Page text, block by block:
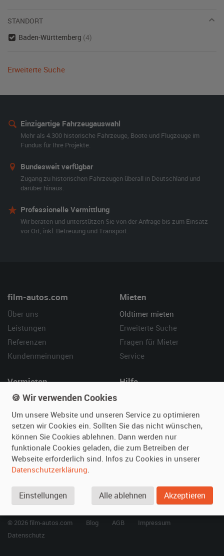
STANDORT
Baden-Württemberg (4)
Erweiterte Suche
Einzigartige Fahrzeugauswahl
Mehr als 4.300 historische Fahrzeuge, Boote und Flugzeuge im
Fundus für Ihre Projekte.
Bundesweit verfügbar
Zugang zu historischen Fahrzeugen überall in Deutschland und
darüber hinaus.
Professionelle Vermittlung
Wir beraten und unterstützen Sie von der Anfrage bis zum Einsatz
vor Ort, inkl. Betreuung und Transport.
film-autos.com
Über uns
Leistungen
Referenzen
Kundenmeinungen
Mieten
Oldtimer mieten
Erweiterte Suche
Fragen für Mieter
Service
Vermieten
Oldtimer anmelden
Fotos senden
Fragen für Vermieter
Inserat verwalten
Hilfe
So funktioniert's
Kontakt
SPECIAL
Berühmte Filmautos –
unsere Top 10 ...
© 2026 film-autos.com Blog AGB
Impressum
Datenschutz
🍪 Wir verwenden Cookies
Um unsere Website und unseren Service zu optimieren
setzen wir Cookies ein. Sollten Sie das nicht wünschen,
können Sie Cookies ablehnen. Dann werden nur
funktionale Cookies geladen, die zum Betreiben der
Webseite erforderlich sind. Infos zu Cookies in unserer
Datenschutzerklärung.
Einstellungen Alle ablehnen Akzeptieren